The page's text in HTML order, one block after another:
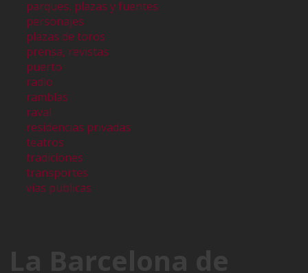
parques, plazas y fuentes
personajes
plazas de toros
prensa, revistas
puerto
radio
ramblas
raval
residencias privadas
teatros
tradiciones
transportes
vias publicas
La Barcelona de